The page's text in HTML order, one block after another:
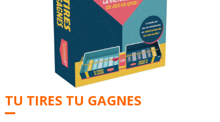
TU TIRES TU GAGNES